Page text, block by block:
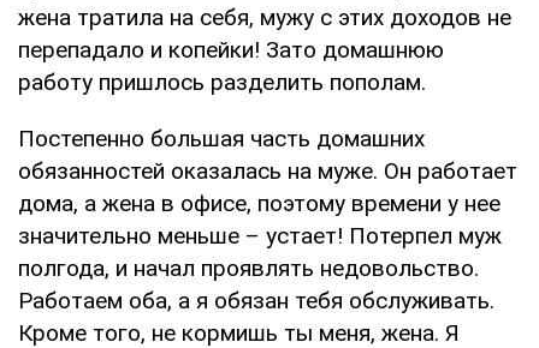
жена тратила на себя, мужу с этих доходов не
перепадало и копейки! Зато домашнюю
работу пришлось разделить пополам.
Постепенно большая часть домашних
обязанностей оказалась на муже. Он работает
дома, а жена в офисе, поэтому времени у нее
значительно меньше – устает! Потерпел муж
полгода, и начал проявлять недовольство.
Работаем оба, а я обязан тебя обслуживать.
Кроме того, не кормишь ты меня, жена. Я